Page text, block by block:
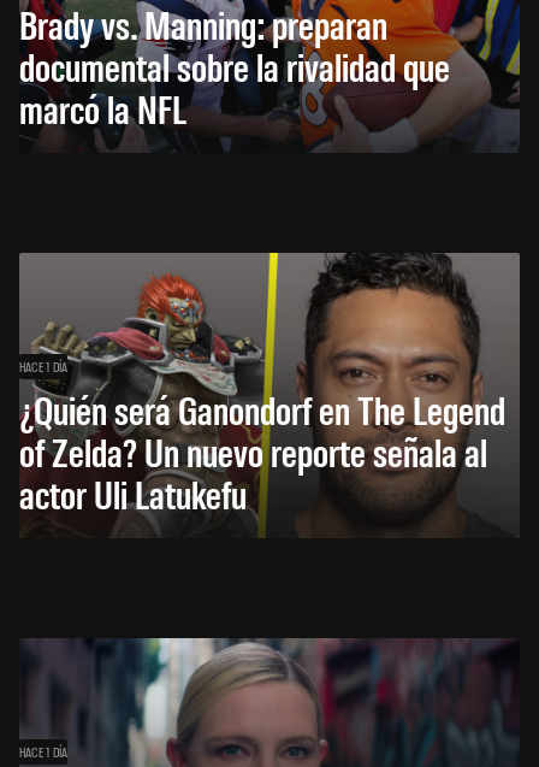
Brady vs. Manning: preparan
documental sobre la rivalidad que
marcó la NFL
HACE 1 DÍA
¿Quién será Ganondorf en The Legend
of Zelda? Un nuevo reporte señala al
actor Uli Latukefu
HACE 1 DÍA